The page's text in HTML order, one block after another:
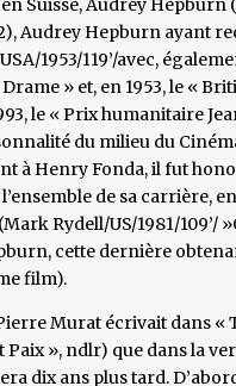
Suisse, Audrey Hepburn
Audrey Hepburn ayant
1953/119’/avec,
» et, en 1953, le «
le « Prix humanitaire
du milieu du
à Henry Fonda, il fut
de sa carrière,
Rydell/US/1981/109’/
cette dernière
film).
Murat écrivait dans «
», ndlr) que dans la
dix ans plus tard.